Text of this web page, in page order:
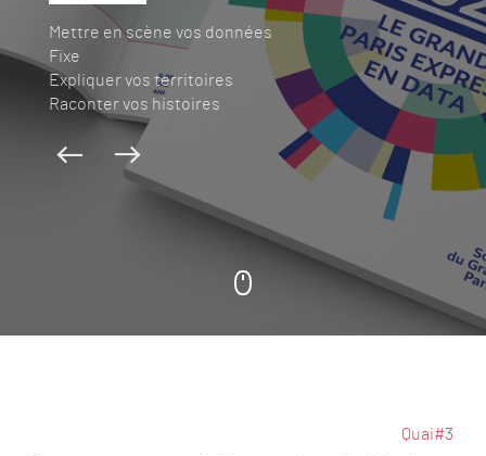
Mettre en scène vos données
Fixe
Expliquer vos territoires
Raconter vos histoires
Quai#3